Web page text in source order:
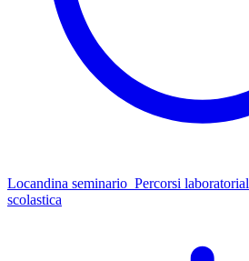
Locandina seminario_Percorsi
scolastica